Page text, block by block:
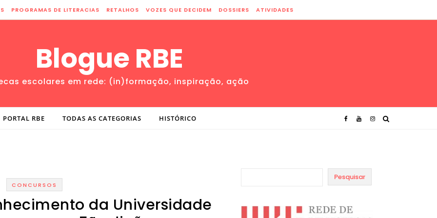
PROGRAMAS DE LITERACIAS RETALHOS VOZES QUE DECIDEM DOSSIERS ATIVIDADES
Blogue RBE
escolares em rede: (in)formação, inspiração, ação
PORTAL RBE TODAS AS CATEGORIAS HISTÓRICO
CONCURSOS
da Universidade
Pesquisar